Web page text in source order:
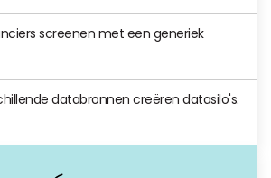
screenen met een generiek
databronnen creëren datasilo's.